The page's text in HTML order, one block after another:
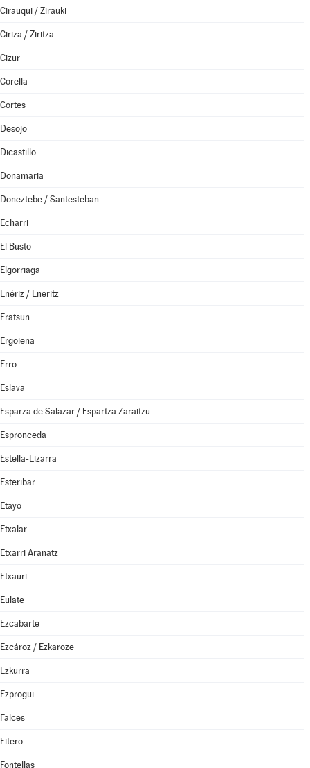
Cirauqui / Zirauki
Ciriza / Ziritza
Cizur
Corella
Cortes
Desojo
Dicastillo
Donamaria
Doneztebe / Santesteban
Echarri
El Busto
Elgorriaga
Enériz / Eneritz
Eratsun
Ergoiena
Erro
Eslava
Esparza de Salazar / Espartza Zaraitzu
Espronceda
Estella-Lizarra
Esteribar
Etayo
Etxalar
Etxarri Aranatz
Etxauri
Eulate
Ezcabarte
Ezcároz / Ezkaroze
Ezkurra
Ezprogui
Falces
Fitero
Fontellas